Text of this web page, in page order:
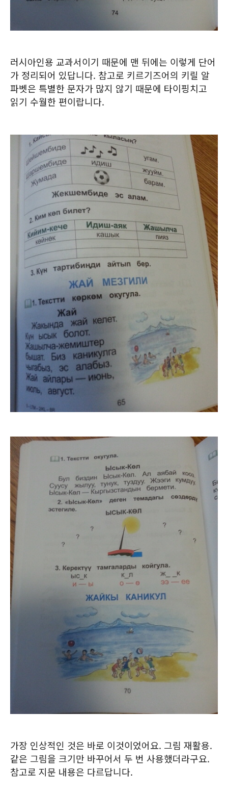
러시아인용 교과서이기 때문에 맨 뒤에는 이렇게 단어
가 정리되어 있답니다. 참고로 키르기즈어의 키릴 알
파벳은 특별한 문자가 많지 않기 때문에 타이핑치고
읽기 수월한 편이랍니다.
가장 인상적인 것은 바로 이것이었어요. 그림 재활용.
같은 그림을 크기만 바꾸어서 두 번 사용했더라구요.
참고로 지문 내용은 다르답니다.